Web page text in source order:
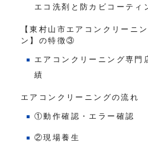
エコ洗剤と防カビコーティ
【東村山市エアコンクリーニ
ン】の特徴③
エアコンクリーニング専門
績
エアコンクリーニングの流れ
①動作確認・エラー確認
②現場養生